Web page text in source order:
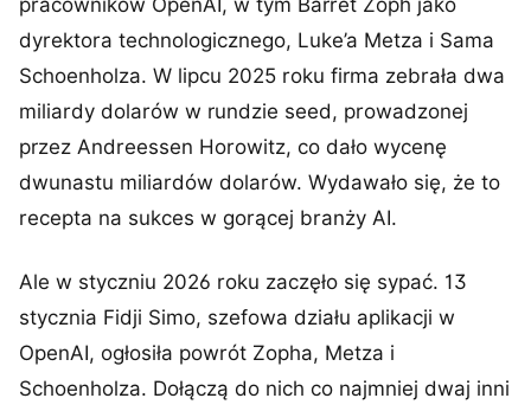
pracowników OpenAI, w tym Barret Zoph jako
dyrektora technologicznego, Luke’a Metza i Sama
Schoenholza. W lipcu 2025 roku firma zebrała dwa
miliardy dolarów w rundzie seed, prowadzonej
przez Andreessen Horowitz, co dało wycenę
dwunastu miliardów dolarów. Wydawało się, że to
recepta na sukces w gorącej branży AI.
Ale w styczniu 2026 roku zaczęło się sypać. 13
stycznia Fidji Simo, szefowa działu aplikacji w
OpenAI, ogłosiła powrót Zopha, Metza i
Schoenholza. Dołączą do nich co najmniej dwaj inni